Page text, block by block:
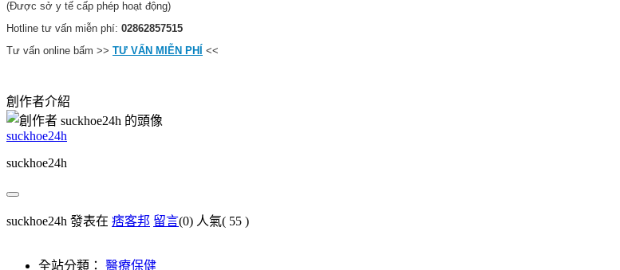
(Được sở y tế cấp phép hoạt động)
Hotline tư vấn miễn phí: 02862857515
Tư vấn online bấm >> TƯ VẤN MIỄN PHÍ <<
創作者介紹
suckhoe24h
suckhoe24h
suckhoe24h 發表在 痞客邦 留言(0) 人氣( 55 )
全站分類： 醫療保健